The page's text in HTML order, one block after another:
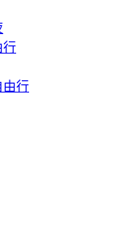
行
由行